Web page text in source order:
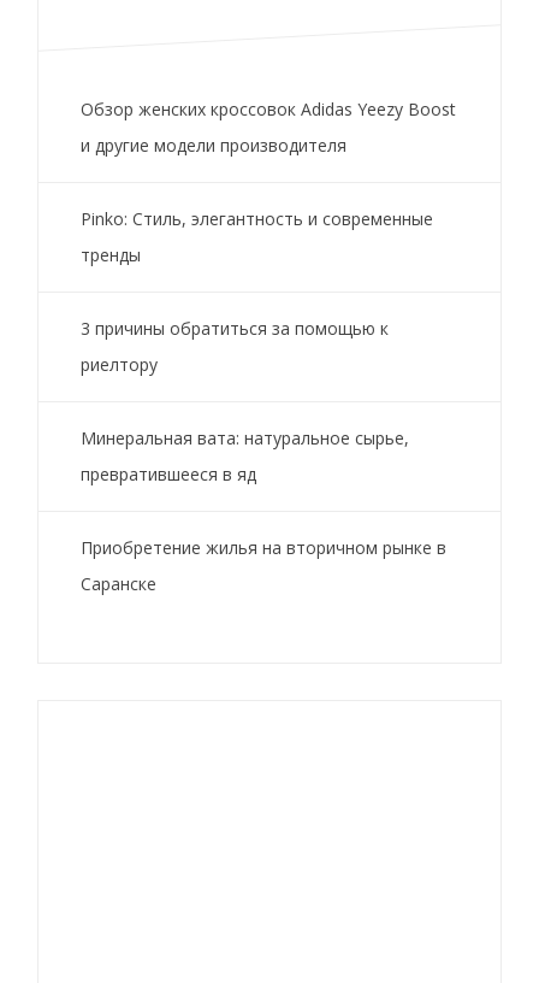
Обзор женских кроссовок Adidas Yeezy Boost
и другие модели производителя
Pinko: Стиль, элегантность и современные
тренды
3 причины обратиться за помощью к
риелтору
Минеральная вата: натуральное сырье,
превратившееся в яд
Приобретение жилья на вторичном рынке в
Саранске